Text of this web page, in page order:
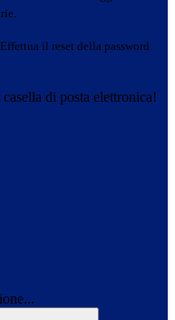
il reset della password
di posta elettronica!